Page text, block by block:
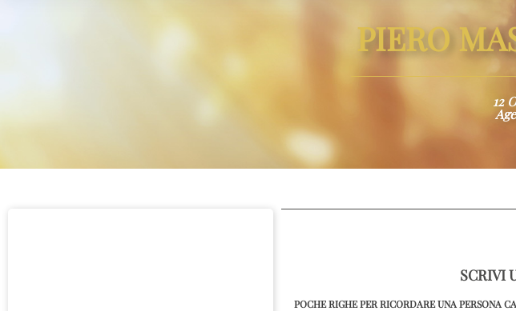
PIERO
12
SCRIVI
POCHE RIGHE PER RICORDARE UNA PERSONA